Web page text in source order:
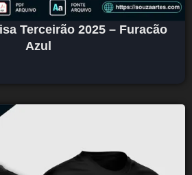
Terceirão 2025 – Furacão
Azul